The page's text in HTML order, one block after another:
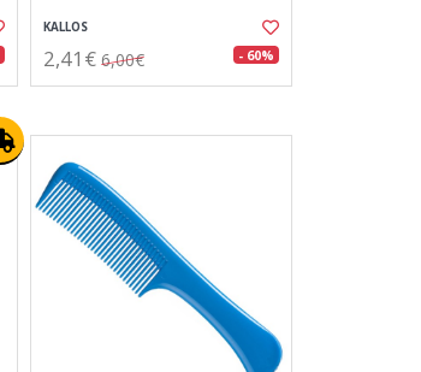
KALLOS
2,41€ 6,00€ - 60%